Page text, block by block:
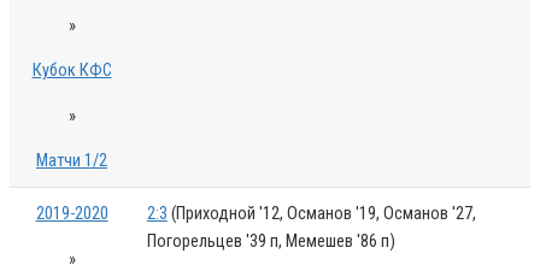
»
Кубок КФС
»
Матчи 1/2
2019-2020
»
2:3 (Приходной '12, Османов '19, Османов '27,
Погорельцев '39 п, Мемешев '86 п)